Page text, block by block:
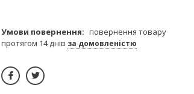
повернення товару
протягом 14 днів за домовленістю